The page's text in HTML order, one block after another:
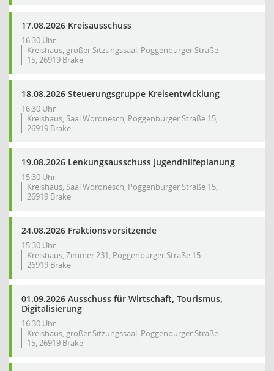
17.08.2026 Kreisausschuss
16:30 Uhr
Kreishaus, großer Sitzungssaal, Poggenburger Straße
15, 26919 Brake
18.08.2026 Steuerungsgruppe Kreisentwicklung
16:30 Uhr
Kreishaus, Saal Woronesch, Poggenburger Straße 15,
26919 Brake
19.08.2026 Lenkungsausschuss Jugendhilfeplanung
15:30 Uhr
Kreishaus, Saal Woronesch, Poggenburger Straße 15,
26919 Brake
24.08.2026 Fraktionsvorsitzende
15:30 Uhr
Kreishaus, Zimmer 231, Poggenburger Straße 15.
26919 Brake
01.09.2026 Ausschuss für Wirtschaft, Tourismus,
Digitalisierung
16:30 Uhr
Kreishaus, großer Sitzungssaal, Poggenburger Straße
15, 26919 Brake